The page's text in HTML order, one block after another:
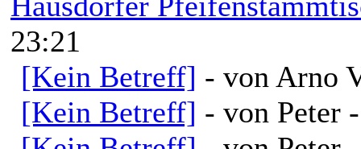
23:21
[Kein Betreff] - von Arno
[Kein Betreff] - von Peter